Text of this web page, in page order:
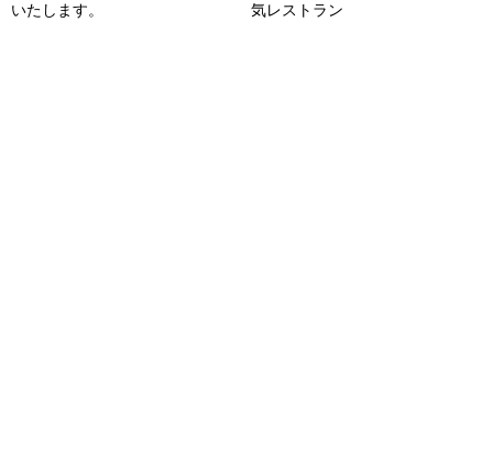
いたします。
気レストラン